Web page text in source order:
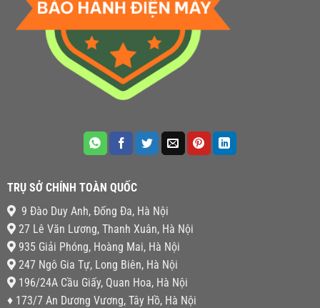
TRỤ SỞ CHÍNH TOÀN QUỐC
9 Đào Duy Anh, Đống Đa, Hà Nội
27 Lê Văn Lương, Thanh Xuân, Hà Nội
935 Giải Phóng, Hoàng Mai, Hà Nội
247 Ngô Gia Tự, Long Biên, Hà Nội
196/24A Cầu Giấy, Quan Hoa, Hà Nội
♦ 173/7 An Dương Vương, Tây Hồ, Hà Nội